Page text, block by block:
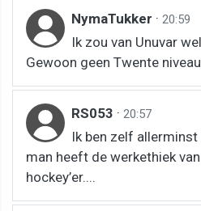
NymaTukker · 20:59
Ik zou van Unuvar
Gewoon geen Twente niveau
RS053 · 20:57
Ik ben zelf
man heeft de werkethiek
hockey’er....